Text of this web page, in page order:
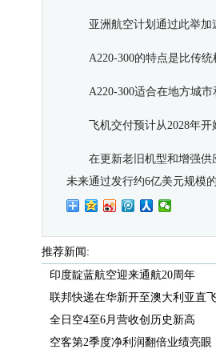
亚洲航空计划通过此举加
A220-300的特点是比传
A220-300适合在地方城市
飞机交付预计从2028年开
在更新老旧机型和增强
未来通过发行约6亿美元规模
推荐新闻:
印度靛蓝航空迎来通航20周年
联邦快递在华新开至澳大利亚直
全日空4至6月营收创历史新高
空客第2季度净利润翻倍业绩亮眼